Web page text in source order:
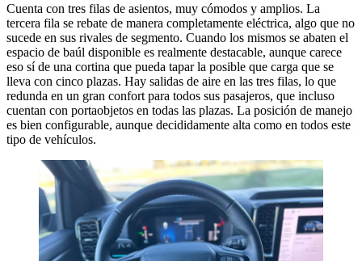
Cuenta con tres filas de asientos, muy cómodos y amplios. La
tercera fila se rebate de manera completamente eléctrica, algo que no
sucede en sus rivales de segmento. Cuando los mismos se abaten el
espacio de baúl disponible es realmente destacable, aunque carece
eso sí de una cortina que pueda tapar la posible que carga que se
lleva con cinco plazas. Hay salidas de aire en las tres filas, lo que
redunda en un gran confort para todos sus pasajeros, que incluso
cuentan con portaobjetos en todas las plazas. La posición de manejo
es bien configurable, aunque decididamente alta como en todos este
tipo de vehículos.